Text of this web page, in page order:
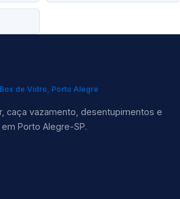
de Vidro, Porto Alegre
caça vazamento, desentupimentos e
Porto Alegre-SP.